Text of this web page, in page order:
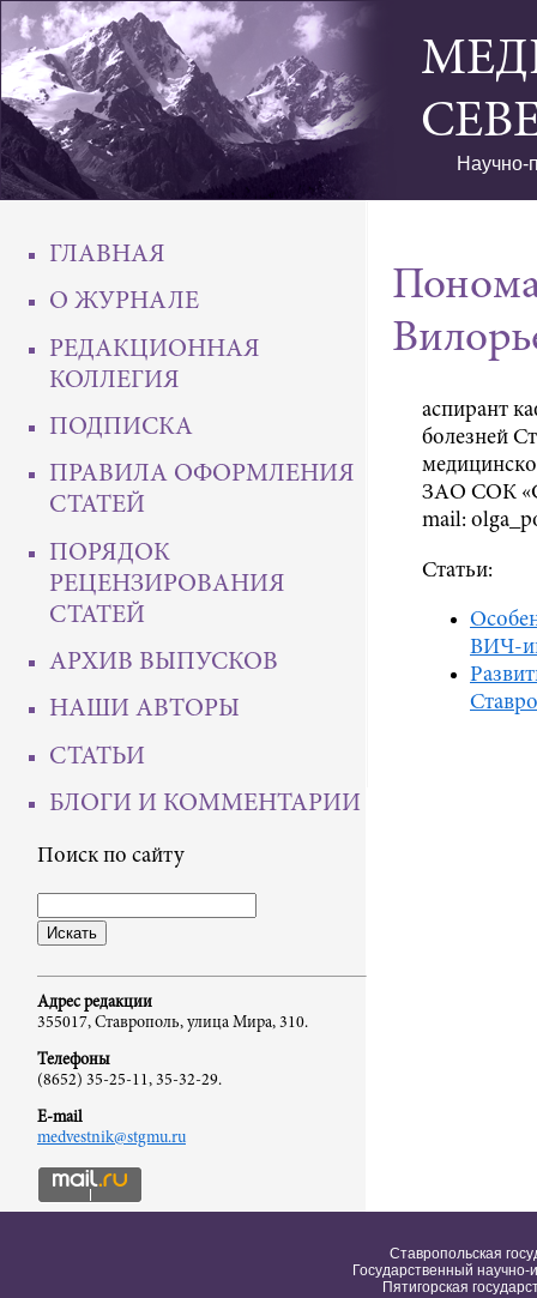
Научно-
ГЛАВНАЯ
О ЖУРНАЛЕ
РЕДАКЦИОННАЯ
КОЛЛЕГИЯ
ПОДПИСКА
ПРАВИЛА ОФОРМЛЕНИЯ
СТАТЕЙ
ПОРЯДОК
РЕЦЕНЗИРОВАНИЯ
СТАТЕЙ
АРХИВ ВЫПУСКОВ
НАШИ АВТОРЫ
СТАТЬИ
БЛОГИ И КОММЕНТАРИИ
Поиск по сайту
Адрес редакции
355017, Ставрополь, улица Мира, 310.
Телефоны
(8652) 35-25-11, 35-32-29.
E-mail
medvestnik@stgmu.ru
аспирант
болезней
ЗАО СОК
mail:
Статьи:
ВИЧ-
Ставропольская
Государственный научно-
Пятигорская